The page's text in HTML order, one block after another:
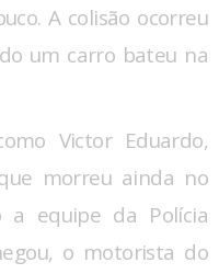
A colisão ocorreu
um carro bateu na
Victor Eduardo,
morreu ainda no
a equipe da Polícia
o motorista do